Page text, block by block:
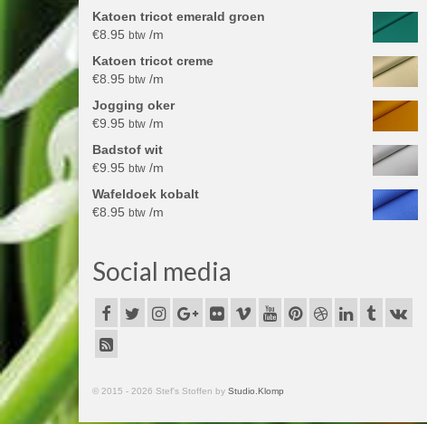
Katoen tricot emerald groen
€8.95 btw /m
Katoen tricot creme
€8.95 btw /m
Jogging oker
€9.95 btw /m
Badstof wit
€9.95 btw /m
Wafeldoek kobalt
€8.95 btw /m
Social media
© 2015 - 2026 Stef's Stoffen by Studio.Klomp